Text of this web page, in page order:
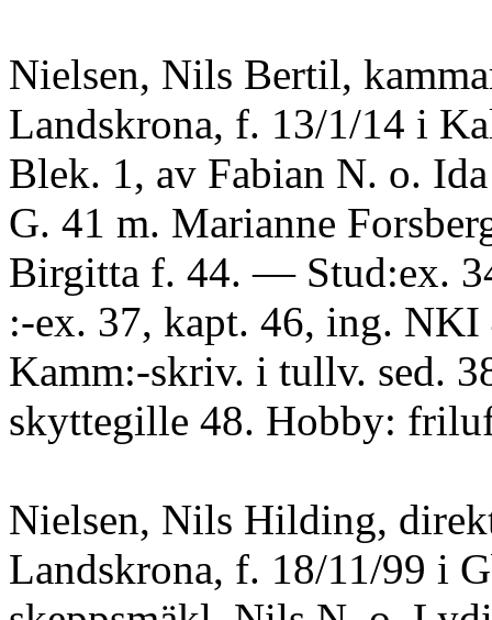
Nielsen, Nils Bertil,
Landskrona, f. 13/1/14 i
Blek. 1, av Fabian N. o.
G. 41 m. Marianne
Birgitta f. 44. — Stud:ex.
:-ex. 37, kapt. 46, ing. NKI
Kamm:-skriv. i tullv. sed.
skyttegille 48. Hobby:
Nielsen, Nils Hilding,
Landskrona, f. 18/11/99 i